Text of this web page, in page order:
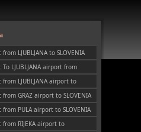
LJUBLJANA to SLOVENIA
LJUBLJANA airport from
LJUBLJANA airport to
GRAZ airport to SLOVENIA
PULA airport to SLOVENIA
from RIJEKA airport to